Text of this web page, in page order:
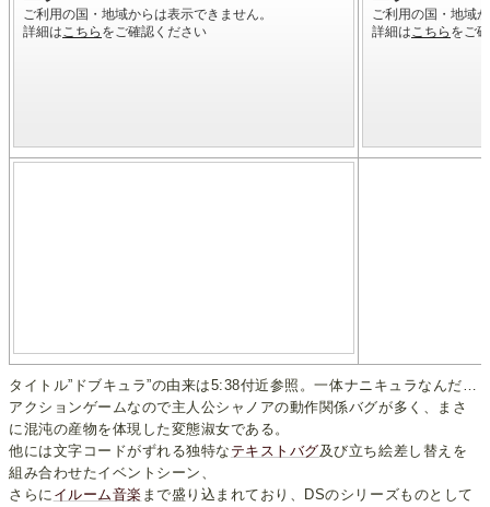
タイトル”ドブキュラ”の由来は5:38付近参照。一体ナニキュラなんだ…
アクションゲームなので主人公シャノアの動作関係バグが多く、まさ
に混沌の産物を体現した変態淑女である。
他には文字コードがずれる独特な テキストバグ及び立ち絵差し替えを
組み合わせたイベントシーン、
さらに イルーム音楽 まで盛り込まれており、DSのシリーズものとして